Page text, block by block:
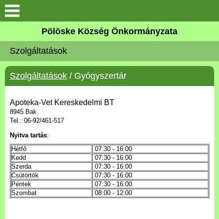
Keresés
Köszöntő
Elérhetőségek
Önkormányzat
Látnivalók
Pölöskei tavak
Alapítványok
Pölöske Község Önkormányzata
Szolgáltatások
Szolgáltatások / Gyógyszertár
Apoteka-Vet Kereskedelmi BT
8945 Bak
Tel.: 06-92/461-517
Nyitva tartás:
Hétfő
07:30 - 16:00
Kedd
07:30 - 16:00
Szerda
07:30 - 16:00
Csütörtök
07:30 - 16:00
Péntek
07:30 - 16:00
Szombat
08:00 - 12:00